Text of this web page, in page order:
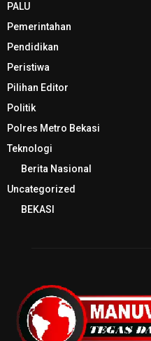
PALU
Pemerintahan
Pendidikan
Peristiwa
Pilihan Editor
Politik
Polres Metro Bekasi
Teknologi
Berita Nasional
Uncategorized
BEKASI